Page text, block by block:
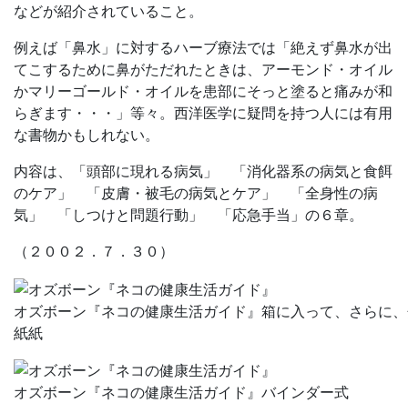
などが紹介されていること。
例えば「鼻水」に対するハーブ療法では「絶えず鼻水が出
てこするために鼻がただれたときは、アーモンド・オイル
かマリーゴールド・オイルを患部にそっと塗ると痛みが和
らぎます・・・」等々。西洋医学に疑問を持つ人には有用
な書物かもしれない。
内容は、「頭部に現れる病気」 「消化器系の病気と食餌
のケア」 「皮膚・被毛の病気とケア」 「全身性の病
気」 「しつけと問題行動」 「応急手当」の６章。
（２００２．７．３０）
オズボーン『ネコの健康生活ガイド』箱に入って、さらに
紙紙
オズボーン『ネコの健康生活ガイド』バインダー式